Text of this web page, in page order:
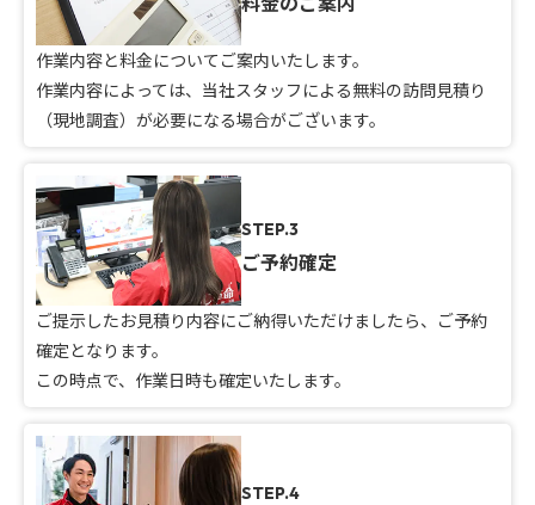
作業内容と料金についてご案内いたします。
作業内容によっては、当社スタッフによる無料の訪問見積り
（現地調査）が必要になる場合がございます。
STEP.3
ご予約確定
ご提示したお見積り内容にご納得いただけましたら、ご予約
確定となります。
この時点で、作業日時も確定いたします。
STEP.4